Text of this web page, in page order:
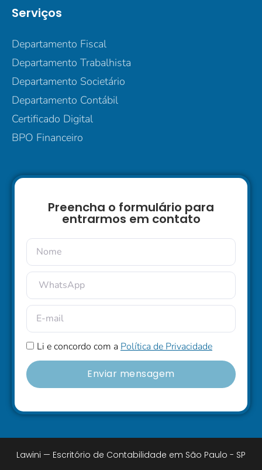
Serviços
Departamento Fiscal
Departamento Trabalhista
Departamento Societário
Departamento Contábil
Certificado Digital
BPO Financeiro
Preencha o formulário para
entrarmos em contato
Li e concordo com a Política de Privacidade
Enviar mensagem
Lawini — Escritório de Contabilidade em São Paulo - SP